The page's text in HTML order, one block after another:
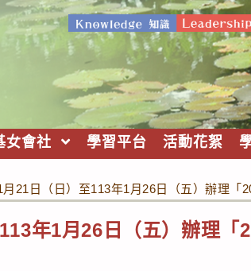
女會社 學習平台 活動花絮
21日（日）至113年1月26日（五）辦理「
年1月26日（五）辦理「